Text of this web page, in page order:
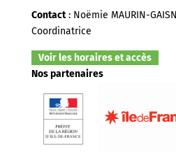
Contact: Noëmie MAURIN-
Coordinatrice
Voir les horaires et accès
Nos partenaires